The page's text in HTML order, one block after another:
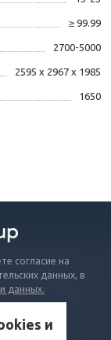
≥ 99.99
2700-5000
2595 x 2967 x 1985
1650
согласие на
данных, в
данных.
и